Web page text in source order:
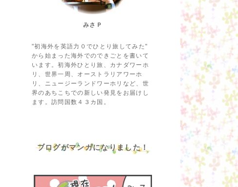
みさＰ
"初海外を英語力０でひとり旅してみた"
から始まった海外でのできごとを書いて
います。初海外ひとり旅、カナダワーホ
リ、世界一周、オーストラリアワーホ
リ、ニュージーランドワーホリなど、世
界のあちこちでの新しい発見をお届けし
ます。訪問国数４３カ国。
ブログがマンガになりました！